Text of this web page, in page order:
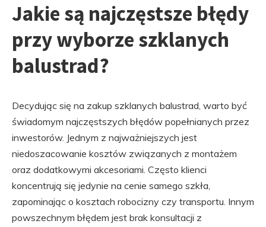
Jakie są najczęstsze błędy
przy wyborze szklanych
balustrad?
Decydując się na zakup szklanych balustrad, warto być
świadomym najczęstszych błędów popełnianych przez
inwestorów. Jednym z najważniejszych jest
niedoszacowanie kosztów związanych z montażem
oraz dodatkowymi akcesoriami. Często klienci
koncentrują się jedynie na cenie samego szkła,
zapominając o kosztach robocizny czy transportu. Innym
powszechnym błędem jest brak konsultacji z